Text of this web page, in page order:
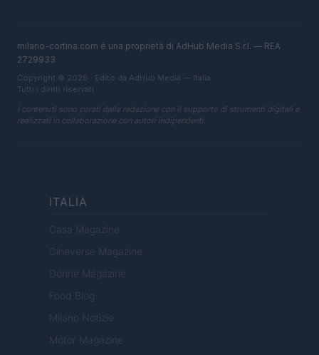
milano-cortina.com è una proprietà di AdHub Media S.r.l. — REA
2729933
Copyright © 2026 · Edito da AdHub Media — Italia
Tutti i diritti riservati
I contenuti sono curati dalla redazione con il supporto di strumenti digitali e
realizzati in collaborazione con autori indipendenti.
ITALIA
Casa Magazine
Cineverse Magazine
Donne Magazine
Food Blog
Milano Notizie
Motor Magazine